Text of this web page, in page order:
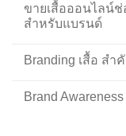
ขายเสื้อออนไลน์ช่
สำหรับแบรนด์
Branding เสื้อ สำ
Brand